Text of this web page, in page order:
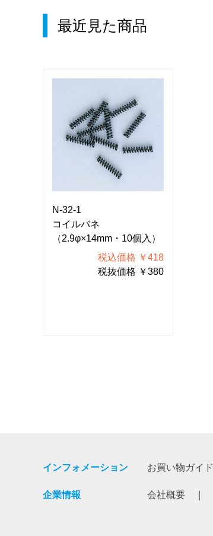
最近見た商品
N-32-1
コイルバネ
（2.9φ×14mm・10個入）
税込価格 ￥418
税抜価格 ￥380
インフォメーション お買い物ガイド
企業情報 会社概要